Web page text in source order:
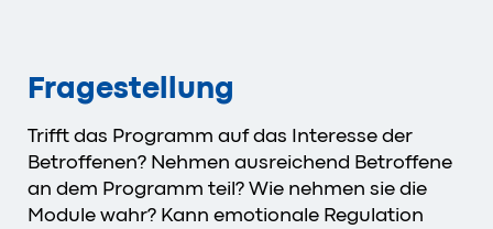
Fragestellung
Trifft das Programm auf das Interesse der
Betroffenen? Nehmen ausreichend Betroffene
an dem Programm teil? Wie nehmen sie die
Module wahr? Kann emotionale Regulation